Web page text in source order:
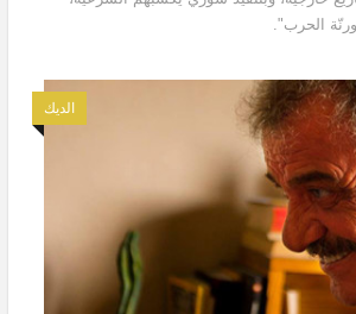
الحرب".
الديك